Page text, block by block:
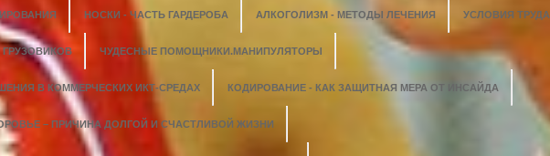
НОСКИ - ЧАСТЬ ГАРДЕРОБА АЛКОГОЛИЗМ - МЕТОДЫ ЛЕЧЕНИЯ УСЛОВИЯ ТРУДА
ЧУДЕСНЫЕ ПОМОЩНИКИ.МАНИПУЛЯТОРЫ
В КОММЕРЧЕСКИХ ИКТ-СРЕДАХ КОДИРОВАНИЕ - КАК ЗАЩИТНАЯ МЕРА ОТ ИНСАЙДА
– ПРИЧИНА ДОЛГОЙ И СЧАСТЛИВОЙ ЖИЗНИ